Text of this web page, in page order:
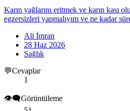
Karın yağlarını eritmek ve karın kası
egzersizleri yapmalıyım ve ne kadar
Ali İmran
28 Haz 2026
Sağlık
💬Cevaplar
1
👁️‍🗨️Görüntüleme